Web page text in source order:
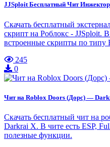
JJSploit Бесплатный Чит
Скачать бесплатный
скрипт на Роблокс - JJSploit.
встроенные скрипты по
245
0
Чит на Roblox Doors (Дорс) —
Скачать бесплатный чит на
Darkrai X. В чите есть ESP,
полезные функции.